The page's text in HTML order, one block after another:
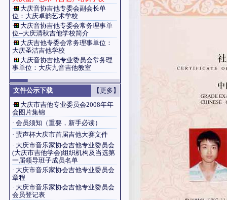
·
大庆音协吉他专委会副会长单
位：大庆卓韵艺术学校
·
大庆音协吉他专委会常务理事单
位--大庆清秋吉他学校简介
·
大庆吉他专委会常务理事单位：
大庆圣洁吉他学校
·
大庆音协吉他专业委员会常务理
事单位：大庆九音吉他教室
文件公示下载
【更多】
·
大庆市吉他专业委员会2008年年
会图片集锦
· 会员须知（重要，新手必读）
· 蜚声杯大庆市首届吉他大赛文件
· 大庆市音乐家协会吉他专业委员会
(大庆市吉他学会)组织机构及当选第
一届领导班子成员名单
· 大庆市音乐家协会吉他专业委员会
章程
· 大庆市音乐家协会吉他专业委员会
会员登记表